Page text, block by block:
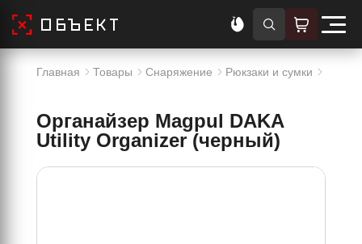
Главная Товары Снаряжение Рюкзаки и сумки
Органайзер Magpul DAKA
Utility Organizer (черный)